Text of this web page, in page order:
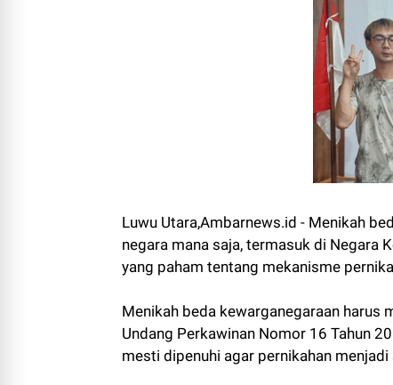
Luwu Utara,Ambarnews.id - Menikah
negara mana saja, termasuk di Negara
yang paham tentang mekanisme
Menikah beda kewarganegaraan harus
Undang Perkawinan Nomor 16 Tahun
mesti dipenuhi agar pernikahan menjadi